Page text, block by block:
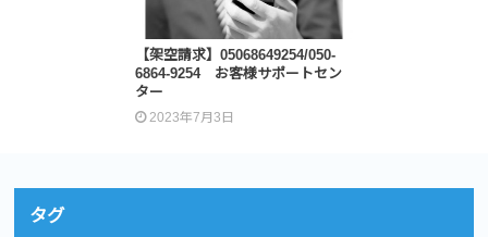
【架空請求】05068649254/050-
6864-9254 お客様サポートセン
ター
2023年7月3日
タグ